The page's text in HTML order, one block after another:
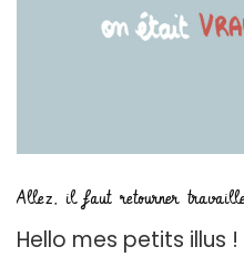
Allez, il faut retourner
Hello mes petits illus